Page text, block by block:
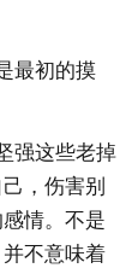
最初的摸
强这些老掉
，伤害别
情。不是
不意味着